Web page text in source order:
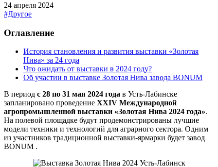
24 апреля 2024
#Другое
Оглавление
История становления и развития выставки «Золотая
Нива» за 24 года
Что ожидать от выставки в 2024 году?
Об участии в выставке Золотая Нива завода BONUM
В период с 28 по 31 мая 2024 года в Усть-Лабинске
запланировано проведение XXIV Международной
агропромышленной выставки «Золотая Нива 2024 года».
На полевой площадке будут продемонстрированы лучшие
модели техники и технологий для аграрного сектора. Одним
из участников традиционной выставки-ярмарки будет завод
BONUM .